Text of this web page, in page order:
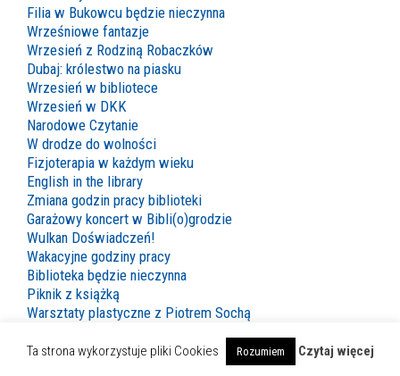
Filia w Bukowcu będzie nieczynna
Wrześniowe fantazje
Wrzesień z Rodziną Robaczków
Dubaj: królestwo na piasku
Wrzesień w bibliotece
Wrzesień w DKK
Narodowe Czytanie
W drodze do wolności
Fizjoterapia w każdym wieku
English in the library
Zmiana godzin pracy biblioteki
Garażowy koncert w Bibli(o)grodzie
Wulkan Doświadczeń!
Wakacyjne godziny pracy
Biblioteka będzie nieczynna
Piknik z książką
Warsztaty plastyczne z Piotrem Sochą
Chwilowe problemy z internetem
Ta strona wykorzystuje pliki Cookies Rozumiem Czytaj więcej